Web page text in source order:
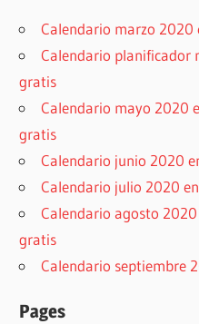
Calendario marzo
Calendario planificador
gratis
Calendario mayo 2020
gratis
Calendario junio 2020
Calendario julio 2020
Calendario agosto
gratis
Calendario septiembre
Pages